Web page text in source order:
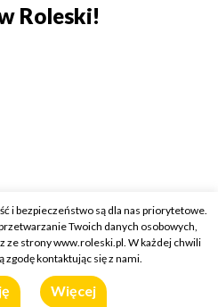
octów
Roleski!
i bezpieczeństwo są dla nas priorytetowe.
Twoich danych osobowych,
ze strony www.roleski.pl. W każdej chwili
zgodę kontaktując się z nami.
Więcej